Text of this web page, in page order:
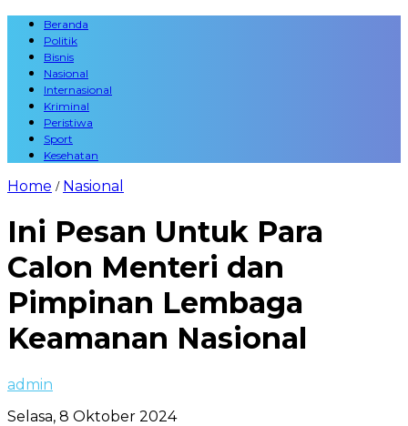
Beranda
Politik
Bisnis
Nasional
Internasional
Kriminal
Peristiwa
Sport
Kesehatan
Home / Nasional
Ini Pesan Untuk Para
Calon Menteri dan
Pimpinan Lembaga
Keamanan Nasional
admin
Selasa, 8 Oktober 2024